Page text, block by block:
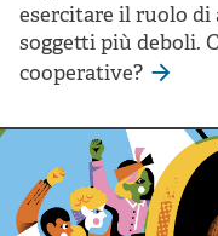
esercitare il ruolo
soggetti più deboli.
cooperative?